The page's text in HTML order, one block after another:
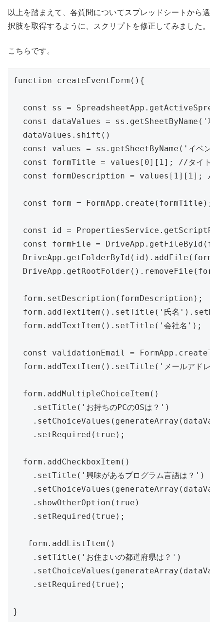
以上を踏まえて、各質問についてスプレッドシートから選
択肢を取得するように、スクリプトを修正してみました。
こちらです。
function createEventForm(){
const ss =
const dataValues = ss.getSheetByName('
  dataValues.shift()
const values = ss.getSheetByName('イベン
const formTitle = values[0][1]; //タイト
const formDescription = values[1][1]; //
  const form = FormApp.create(formTitle);
const id =
const formFile =
  form.setDescription(formDescription);
form.addTextItem().setTitle('氏名
  form.addTextItem().setTitle('会社名');
const validationEmail =
form.addTextItem().setTitle('メールアド
  form.addMultipleChoiceItem()
    .setTitle('お持ちのPCのOSは？')
    .setRequired(true);
  form.addCheckboxItem()
    .setTitle('興味があるプログラム言語は？')
    .showOtherOption(true)
    .setRequired(true);
   form.addListItem()
    .setTitle('お住まいの都道府県は？')
    .setRequired(true);